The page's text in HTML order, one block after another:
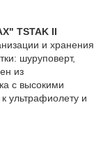
TSTAK II
и хранения
шуруповерт,
из
с высокими
ультрафиолету и